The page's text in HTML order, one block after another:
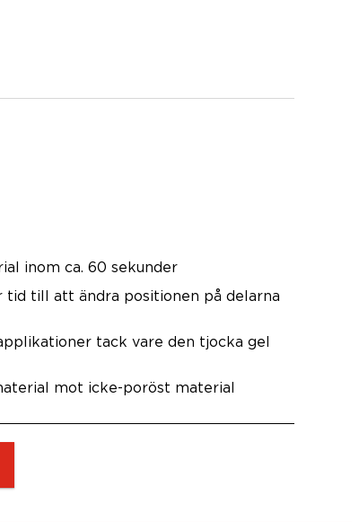
inom ca. 60 sekunder
tid till att ändra positionen på delarna
tack vare den tjocka gel
mot icke-poröst material